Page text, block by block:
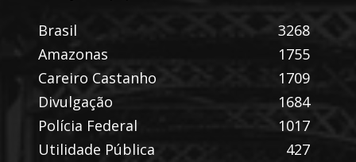
Brasil
3268
Amazonas
1755
Careiro Castanho
1709
Divulgação
1684
Polícia Federal
1017
Utilidade Pública
427